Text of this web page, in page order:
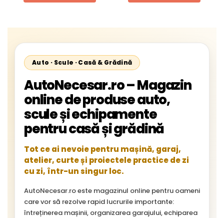
Auto · Scule · Casă & Grădină
AutoNecesar.ro – Magazin
online de produse auto,
scule și echipamente
pentru casă și grădină
Tot ce ai nevoie pentru mașină, garaj,
atelier, curte și proiectele practice de zi
cu zi, într-un singur loc.
AutoNecesar.ro este magazinul online pentru oameni
care vor să rezolve rapid lucrurile importante:
întreținerea mașinii, organizarea garajului, echiparea